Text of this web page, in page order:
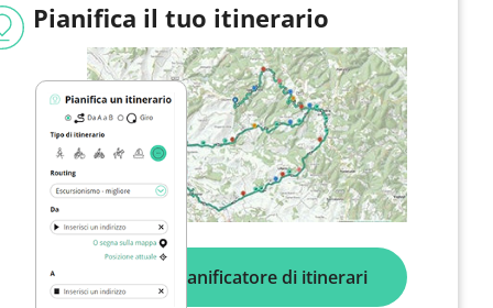
Pianifica il tuo itinerario
Pianificatore di itinerari